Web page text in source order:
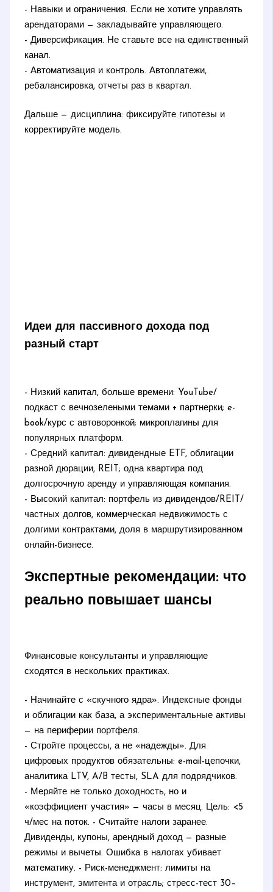
- Навыки и ограничения. Если не хотите управлять
арендаторами — закладывайте управляющего.
- Диверсификация. Не ставьте все на единственный
канал.
- Автоматизация и контроль. Автоплатежи,
ребалансировка, отчеты раз в квартал.
Дальше — дисциплина: фиксируйте гипотезы и
корректируйте модель.
Идеи для пассивного дохода под
разный старт
- Низкий капитал, больше времени: YouTube/
подкаст с вечнозелеными темами + партнерки; e-
book/курс с автоворонкой; микроплагины для
популярных платформ.
- Средний капитал: дивидендные ETF, облигации
разной дюрации, REIT; одна квартира под
долгосрочную аренду и управляющая компания.
- Высокий капитал: портфель из дивидендов/REIT/
частных долгов, коммерческая недвижимость с
долгими контрактами, доля в маршрутизированном
онлайн-бизнесе.
Экспертные рекомендации: что
реально повышает шансы
Финансовые консультанты и управляющие
сходятся в нескольких практиках.
- Начинайте с «скучного ядра». Индексные фонды
и облигации как база, а экспериментальные активы
— на периферии портфеля.
- Стройте процессы, а не «надежды». Для
цифровых продуктов обязательны: e-mail-цепочки,
аналитика LTV, A/B тесты, SLA для подрядчиков.
- Меряйте не только доходность, но и
«коэффициент участия» — часы в месяц. Цель: <5
ч/мес на поток. - Считайте налоги заранее.
Дивиденды, купоны, арендный доход — разные
режимы и вычеты. Ошибка в налогах убивает
математику. - Риск-менеджмент: лимиты на
инструмент, эмитента и отрасль; стресс-тест 30–